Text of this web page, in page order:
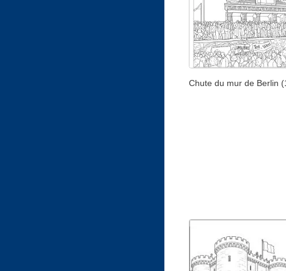
Chute du mur de Berlin